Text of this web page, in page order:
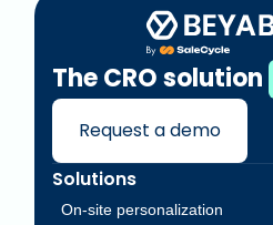
The CRO solution
Request a demo
Solutions
On-site personalization